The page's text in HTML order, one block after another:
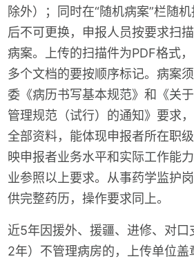
除外）；同时在“随机病案”栏随
后不可更换，申报人员按要求扫
病案。上传的扫描件为PDF格式
多个文档的要按顺序标记。病案
委《病历书写基本规范》和《关
管理规范（试行）的通知》要求
全部资料，能体现申报者所在职
映申报者业务水平和实际工作能
业参照以上要求。从事药学监护
供完整药历，操作要求同上。
近5年因援外、援疆、进修、对口
2年）不管理病房的，上传单位盖